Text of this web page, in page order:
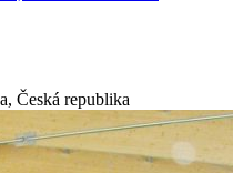
Česká republika